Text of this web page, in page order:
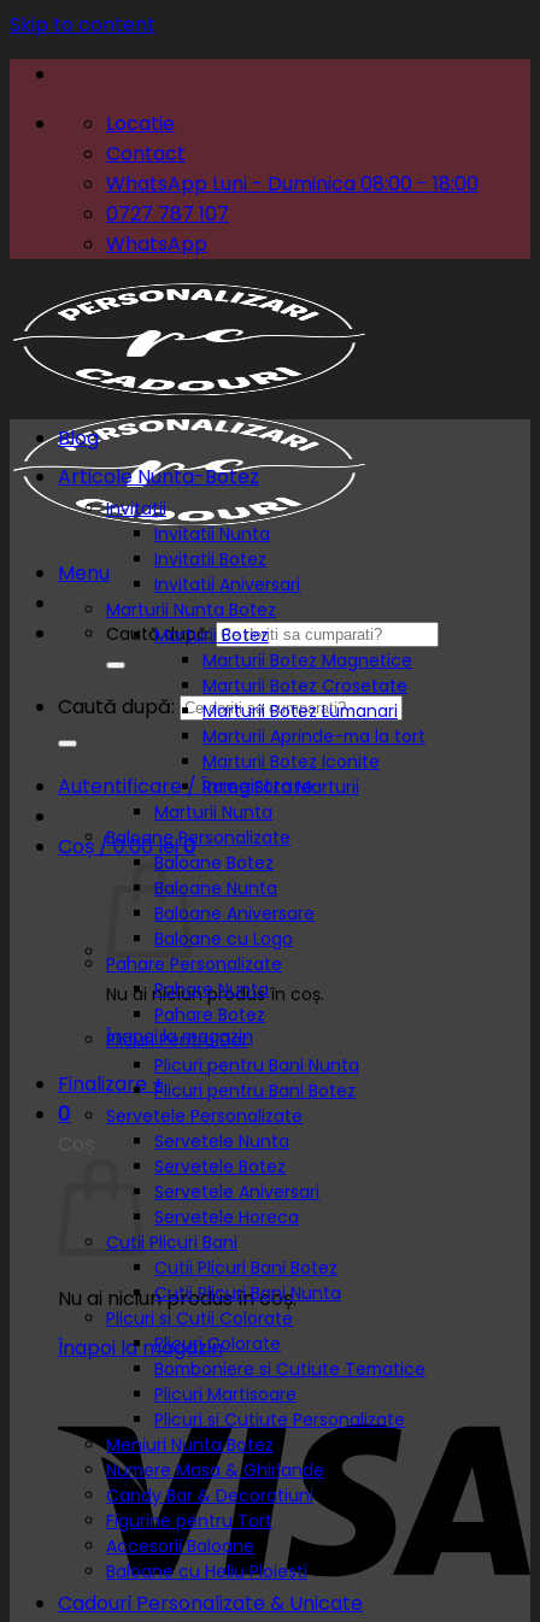
Skip to content
Locatie
Contact
WhatsApp Luni - Duminica 08:00 - 18:00
0727 787 107
WhatsApp
Menu
Caută după:
Caută după:
Autentificare / Înregistrare
Coș /0.00lei0
Nu ai niciun produs în coș.
Înapoi la magazin
Finalizare +
0
Nu ai niciun produs în coș.
Înapoi la magazin
Blog
Articole Nunta-Botez
Invitatii
Invitatii Nunta
Invitatii Botez
Invitatii Aniversari
Marturii Nunta Botez
Marturii Botez
Marturii Botez Magnetice
Marturii Botez Crosetate
Marturii Botez Lumanari
Marturii Aprinde-ma la tort
Marturii Botez Iconite
Rame Foto Marturii
Marturii Nunta
Baloane Personalizate
Baloane Botez
Baloane Nunta
Baloane Aniversare
Baloane cu Logo
Pahare Personalizate
Pahare Nunta
Pahare Botez
Plicuri Pentru Dar
Plicuri pentru Bani Nunta
Plicuri pentru Bani Botez
Servetele Personalizate
Servetele Nunta
Servetele Botez
Servetele Aniversari
Servetele Horeca
Cutii Plicuri Bani
Cutii Plicuri Bani Botez
Cutii Plicuri Bani Nunta
Plicuri si Cutii Colorate
Plicuri Colorate
Bomboniere si Cutiute Tematice
Plicuri Martisoare
Plicuri si Cutiute Personalizate
Meniuri Nunta Botez
Numere Masa & Ghirlande
Candy Bar & Decoratiuni
Figurine pentru Tort
Accesorii Baloane
Baloane cu Heliu Ploiesti
Cadouri Personalizate & Unicate